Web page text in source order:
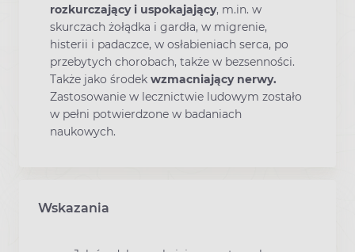
rozkurczający i uspokajający, m.in. w
skurczach żołądka i gardła, w migrenie,
histerii i padaczce, w osłabieniach serca, po
przebytych chorobach, także w bezsenności.
Także jako środek wzmacniający nerwy.
Zastosowanie w lecznictwie ludowym zostało
w pełni potwierdzone w badaniach
naukowych.
Wskazania